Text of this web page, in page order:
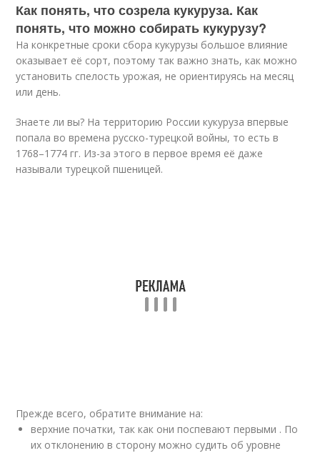
Как понять, что созрела кукуруза. Как
понять, что можно собирать кукурузу?
На конкретные сроки сбора кукурузы большое влияние
оказывает её сорт, поэтому так важно знать, как можно
установить спелость урожая, не ориентируясь на месяц
или день.
Знаете ли вы? На территорию России кукуруза впервые
попала во времена русско-турецкой войны, то есть в
1768–1774 гг. Из-за этого в первое время её даже
называли турецкой пшеницей.
Прежде всего, обратите внимание на:
верхние початки, так как они поспевают первыми . По
их отклонению в сторону можно судить об уровне